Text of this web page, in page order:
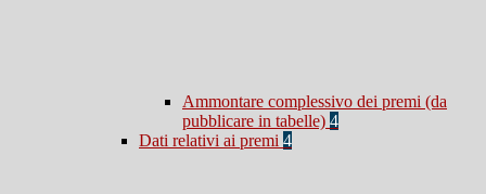
Ammontare complessivo dei premi (da
pubblicare in tabelle) 4
Dati relativi ai premi 4